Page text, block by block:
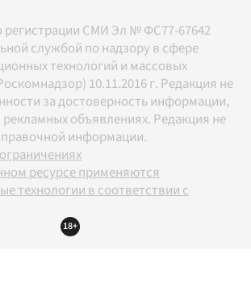
регистрации СМИ Эл № ФС77-67642
службой по надзору в сфере
технологий и массовых
10.11.2016 г. Редакция не
за достоверность информации,
объявлениях. Редакция не
информации.
ресурсе применяются
технологии в соответствии с
18+